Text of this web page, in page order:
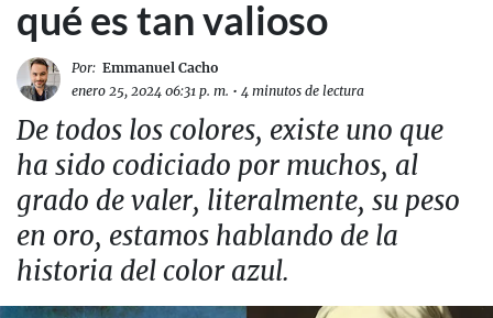
qué es tan valioso
Por: Emmanuel Cacho
enero 25, 2024 06:31 p. m. • 4 minutos de lectura
De todos los colores, existe uno que
ha sido codiciado por muchos, al
grado de valer, literalmente, su peso
en oro, estamos hablando de la
historia del color azul.